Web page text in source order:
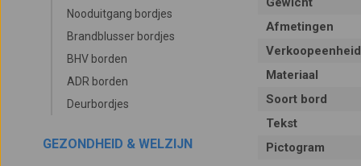
Nooduitgang bordjes
Brandblusser bordjes
BHV borden
ADR borden
Deurbordjes
GEZONDHEID & WELZIJN
Afmetingen
Verkoopeenheid
Materiaal
Soort bord
Tekst
Pictogram